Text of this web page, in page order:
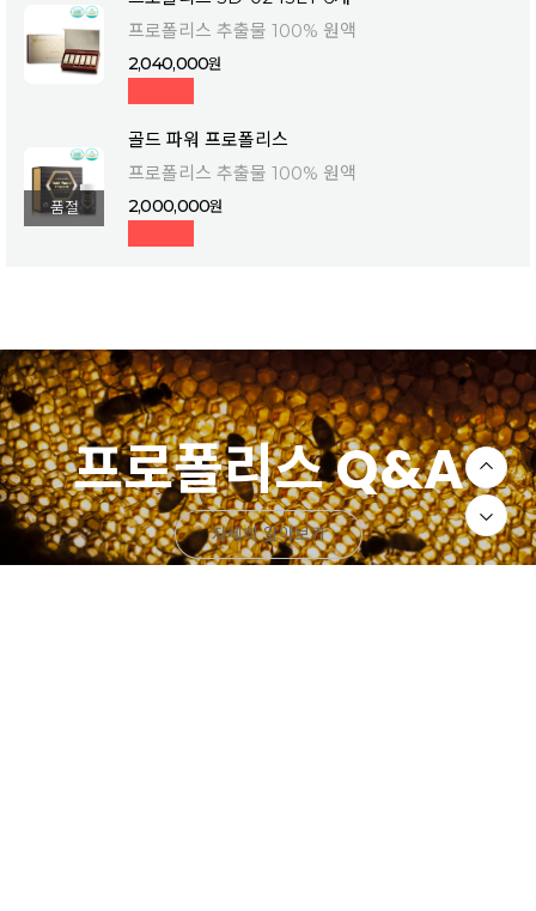
프로폴리스 추출물 100% 원액
2,040,000
골드 파워 프로폴리스
프로폴리스 추출물 100% 원액
2,000,000
프로폴리스 Q&A
자세히 알아보기